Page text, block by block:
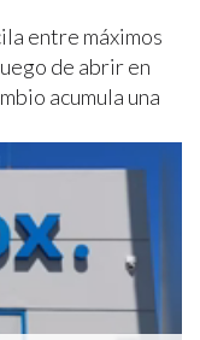
entre máximos
de abrir en
acumula una